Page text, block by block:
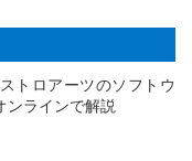
トロアーツのソフトウ
ンラインで解説